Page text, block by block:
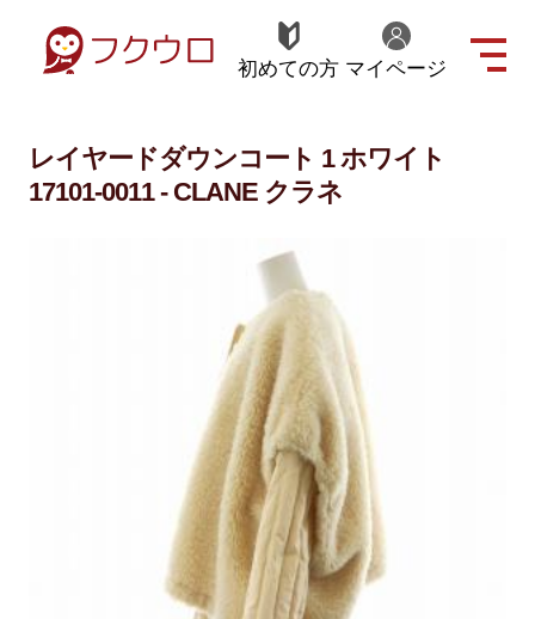
初めての方 マイページ
レイヤードダウンコート 1 ホワイト
17101-0011 - CLANE クラネ